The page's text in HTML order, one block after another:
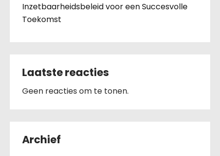
Inzetbaarheidsbeleid voor een Succesvolle
Toekomst
Laatste reacties
Geen reacties om te tonen.
Archief